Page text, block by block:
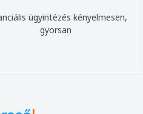
ügyintézés kényelmesen,
gyorsan